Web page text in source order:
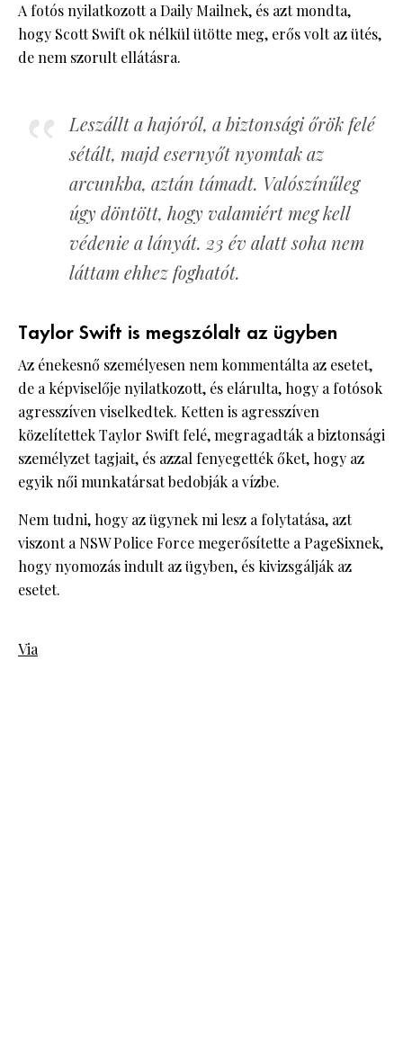
A fotós nyilatkozott a Daily Mailnek, és azt mondta,
hogy Scott Swift ok nélkül ütötte meg, erős volt az ütés,
de nem szorult ellátásra.
Leszállt a hajóról, a biztonsági őrök felé
sétált, majd esernyőt nyomtak az
arcunkba, aztán támadt. Valószínűleg
úgy döntött, hogy valamiért meg kell
védenie a lányát. 23 év alatt soha nem
láttam ehhez foghatót.
Taylor Swift is megszólalt az ügyben
Az énekesnő személyesen nem kommentálta az esetet,
de a képviselője nyilatkozott, és elárulta, hogy a fotósok
agresszíven viselkedtek. Ketten is agresszíven
közelítettek Taylor Swift felé, megragadták a biztonsági
személyzet tagjait, és azzal fenyegették őket, hogy az
egyik női munkatársat bedobják a vízbe.
Nem tudni, hogy az ügynek mi lesz a folytatása, azt
viszont a NSW Police Force megerősítette a PageSixnek,
hogy nyomozás indult az ügyben, és kivizsgálják az
esetet.
Via